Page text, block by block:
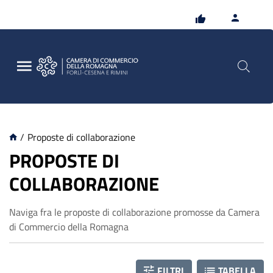
/ Proposte di collaborazione
C
o
l
PROPOSTE DI
COLLABORAZIONE
Naviga fra le proposte di collaborazione promosse da Camera
di Commercio della Romagna